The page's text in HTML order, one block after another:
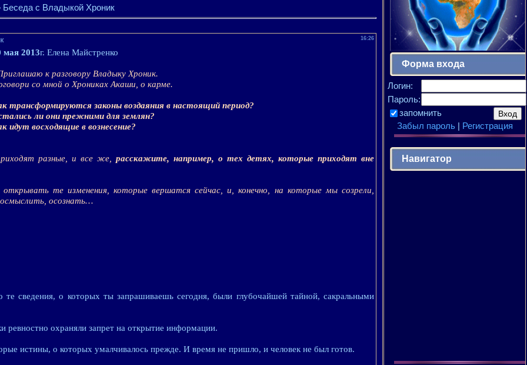
Беседа с Владыкой Хроник
16:26
мая 2013г. Елена Майстренко
к разговору Владыку Хроник.
со мной о Хрониках Акаши, о карме.
трансформируются законы воздаяния в настоящий период?
ли они прежними для землян?
идут восходящие в вознесение?
разные, и все же, расскажите, например, о тех детях, которые приходят вне
те изменения, которые вершатся сейчас, и, конечно, на которые мы созрели,
осознать…
сведения, о которых ты запрашиваешь сегодня, были глубочайшей тайной, сакральными
охраняли запрет на открытие информации.
истины, о которых умалчивалось прежде. И время не пришло, и человек не был готов.
Форма входа
Логин:
Пароль:
запомнить
Забыл пароль| Регистрация
Навигатор